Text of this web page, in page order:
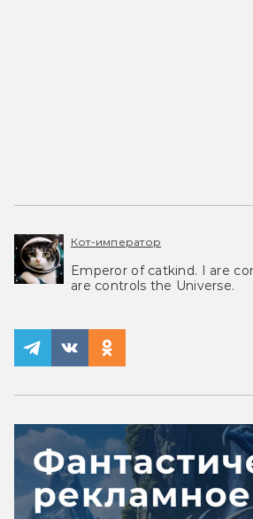
Кот-император
Emperor of catkind. I are
are controls the Universe.